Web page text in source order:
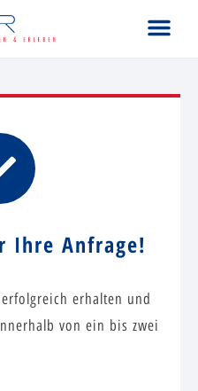
Ihre Anfrage!
erhalten und
von ein bis zwei